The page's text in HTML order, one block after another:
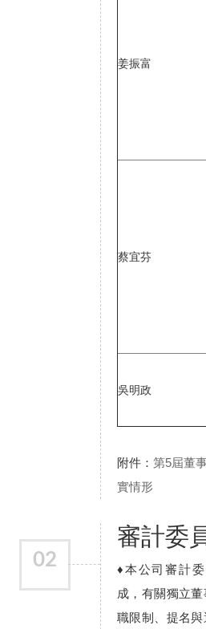
姜振富
蔡宜芬
吳明政
附件： 第5屆董
實情形
02
審計委
♦本公司審計
成，有關獨立
職限制、提名